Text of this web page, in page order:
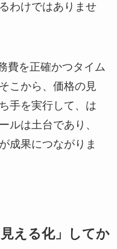
わけではありませ
費を正確かつタイム
こから、価格の見
手を実行して、は
ルは土台であり、
成果につながりま
える化」してか